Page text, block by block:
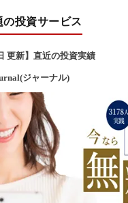
投資サービス
更新】直近の投資実績
ジャーナル)